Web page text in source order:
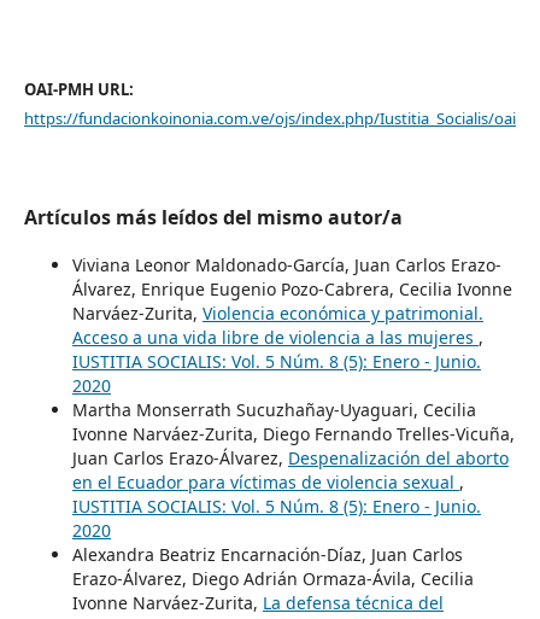
OAI-PMH URL:
https://fundacionkoinonia.com.ve/ojs/index.php/Iustitia_Socialis/oai
Artículos más leídos del mismo autor/a
Viviana Leonor Maldonado-García, Juan Carlos Erazo-
Álvarez, Enrique Eugenio Pozo-Cabrera, Cecilia Ivonne
Narváez-Zurita, Violencia económica y patrimonial.
Acceso a una vida libre de violencia a las mujeres ,
IUSTITIA SOCIALIS: Vol. 5 Núm. 8 (5): Enero - Junio.
2020
Martha Monserrath Sucuzhañay-Uyaguari, Cecilia
Ivonne Narváez-Zurita, Diego Fernando Trelles-Vicuña,
Juan Carlos Erazo-Álvarez, Despenalización del aborto
en el Ecuador para víctimas de violencia sexual ,
IUSTITIA SOCIALIS: Vol. 5 Núm. 8 (5): Enero - Junio.
2020
Alexandra Beatriz Encarnación-Díaz, Juan Carlos
Erazo-Álvarez, Diego Adrián Ormaza-Ávila, Cecilia
Ivonne Narváez-Zurita, La defensa técnica del